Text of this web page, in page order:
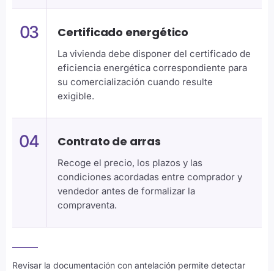
03 Certificado energético
La vivienda debe disponer del certificado de
eficiencia energética correspondiente para
su comercialización cuando resulte
exigible.
04 Contrato de arras
Recoge el precio, los plazos y las
condiciones acordadas entre comprador y
vendedor antes de formalizar la
compraventa.
Revisar la documentación con antelación permite detectar